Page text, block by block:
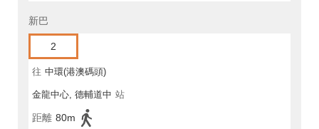
新巴
2
往 中環(港澳碼頭)
金龍中心, 德輔道中 站
距離 80m